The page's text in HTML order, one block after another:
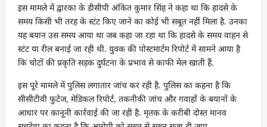
इस मामले में द्वारका के डीसीपी अंकित कुमार सिंह ने कहा था कि हादसे के
समय किसी भी तरह के स्टंट किए जाने का कोई भी सबूत नहीं मिला है. उनका
यह बयान उस समय आया था जब कहा जा रहा था कि हादसे के समय वाहन से
स्टंट या रील बनाई जा रही थी. युवक की पोस्टमार्टम रिपोर्ट में सामने आया है
कि चोटों की प्रकृति सड़क दुर्घटना के प्रभाव से काफी मेल खाती हैं.
इस पूरे मामले में पुलिस लगातार जांच कर रही है. पुलिस का कहना है कि
सीसीटीवी फुटेज, मेडिकल रिपोर्ट, तकनीकी जांच और गवाहों के बयानों के
आधार पर कानूनी कार्रवाई की जा रही है. मृतक के करीबी दोस्त मानव